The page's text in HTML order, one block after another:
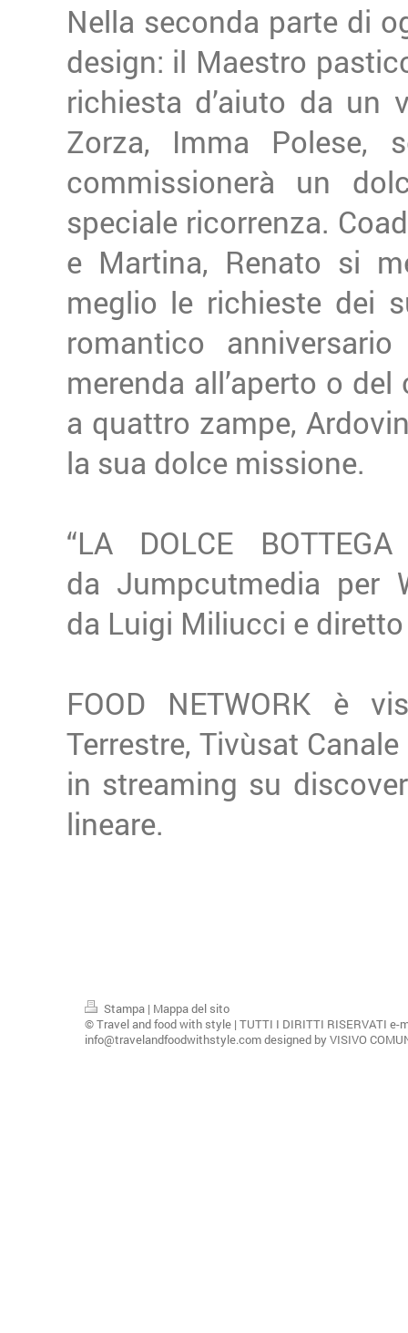
Nella seconda parte di
design: il Maestro
richiesta d’aiuto da un
Zorza, Imma Polese,
commissionerà un
speciale ricorrenza.
e Martina, Renato si
meglio le richieste dei
romantico
merenda all’aperto o
a quattro zampe,
la sua dolce missione.
“LA DOLCE
da Jumpcutmedia per
da Luigi Miliucci e
FOOD NETWORK è
Terrestre, Tivùsat
in streaming su
lineare.
Stampa | Mappa del sito
© Travel and food with style | TUTTI I DIRITTI RISERVATI e-
info@travelandfoodwithstyle.com designed by VISIVO